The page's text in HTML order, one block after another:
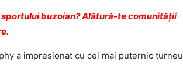
buzoian? Alătură-te comunității
a impresionat cu cel mai puternic turneu